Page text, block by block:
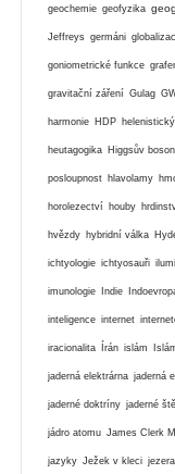
geochemie geofyzika
Jeffreys germáni
goniometrické funkce
gravitační záření Gulag
harmonie HDP
heutagogika Higgsův boson
posloupnost hlavolamy
horolezectví houby
hvězdy hybridní válka
ichtyologie ichtyosauři
imunologie Indie
inteligence internet
iracionalita Írán islám
jaderná elektrárna jaderná
jaderné doktríny jaderné
jádro atomu James Clerk
jazyky Ježek v kleci jezera